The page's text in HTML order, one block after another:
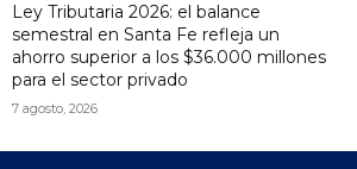
Ley Tributaria 2026: el balance
semestral en Santa Fe refleja un
ahorro superior a los $36.000 millones
para el sector privado
7 agosto, 2026